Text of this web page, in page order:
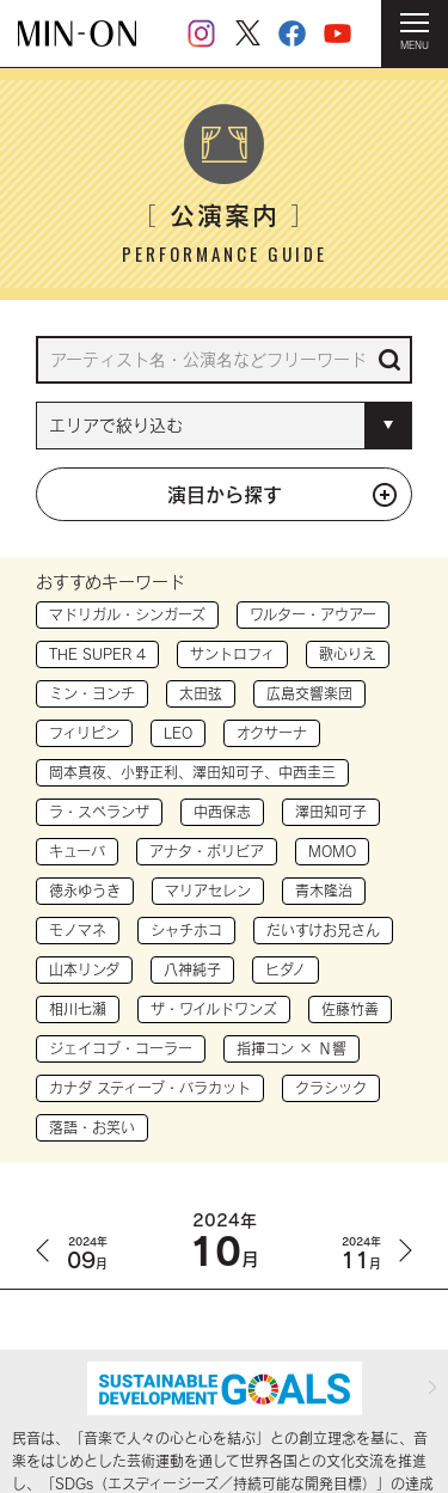
MENU
HOME ＞ 公演案内
［公演案内］
PERFORMANCE GUIDE
演目から探す
おすすめキーワード
マドリガル・シンガーズ ワルター・アウアー
THE SUPER 4 サントロフィ 歌心りえ
ミン・ヨンチ 太田弦 広島交響楽団
フィリピン LEO オクサーナ
岡本真夜、小野正利、澤田知可子、中西圭三
ラ・スペランザ 中西保志 澤田知可子
キューバ アナタ・ボリビア MOMO
徳永ゆうき マリアセレン 青木隆治
モノマネ シャチホコ だいすけお兄さん
山本リンダ 八神純子 ヒダノ
相川七瀬 ザ・ワイルドワンズ 佐藤竹善
ジェイコブ・コーラー 指揮コン × Ｎ響
カナダ スティーブ・バラカット クラシック
落語・お笑い
2024年
09月
2024年
10月
2024年
11 月
民音は、「音楽で人々の心と心を結ぶ」との創立理念を基に、音
楽をはじめとした芸術運動を通して世界各国との文化交流を推進
し、「SDGs（エスディージーズ／持続可能な開発目標）」の達成